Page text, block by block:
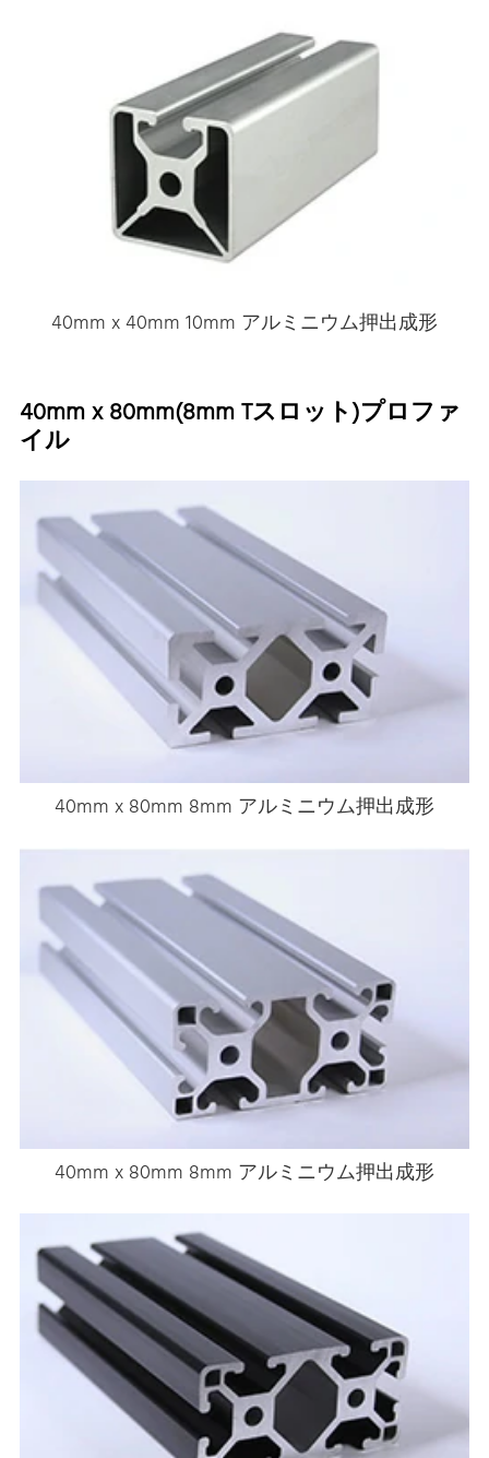
40mm x 40mm 10mm アルミニウム押出成形
40mm x 80mm(8mm Tスロット)プロファ
イル
40mm x 80mm 8mm アルミニウム押出成形
40mm x 80mm 8mm アルミニウム押出成形